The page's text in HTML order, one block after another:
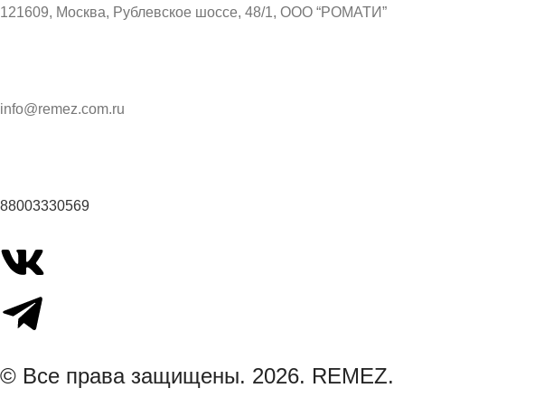
121609, Москва, Рублевское шоссе, 48/1, ООО “РОМАТИ”
info@remez.com.ru
88003330569
© Все права защищены. 2026. REMEZ.